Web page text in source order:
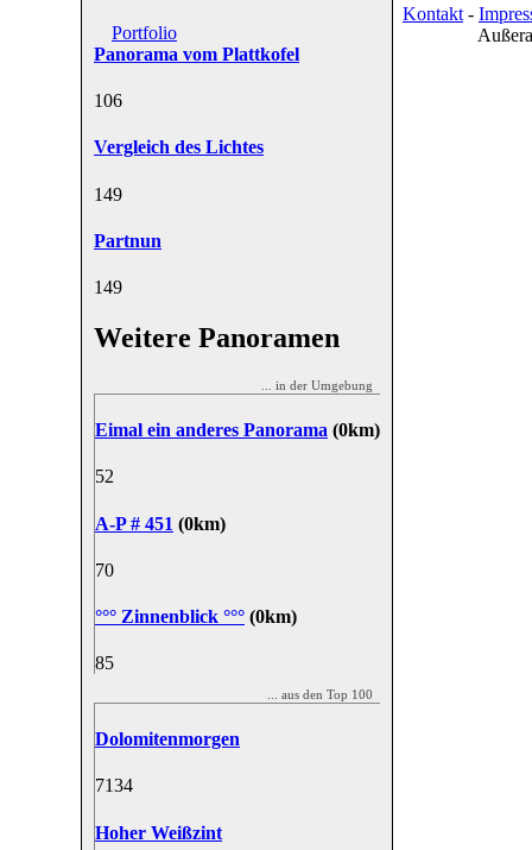
Portfolio
Panorama vom Plattkofel
106
Vergleich des Lichtes
149
Partnun
149
Weitere Panoramen
... in der Umgebung
Eimal ein anderes Panorama (0km)
52
A-P # 451 (0km)
70
°°° Zinnenblick °°° (0km)
85
... aus den Top 100
Dolomitenmorgen
7134
Hoher Weißzint
Kontakt -